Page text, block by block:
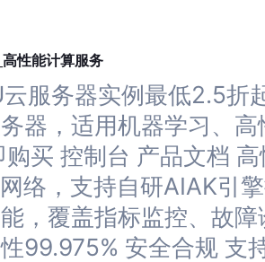
_高性能计算服务
云服务器实例最低2.5折
器 ，适用机器学习、
购买 控制台 产品文档
络，支持自研AIAK引
，覆盖指标监控、故
99.975% 安全合规 支